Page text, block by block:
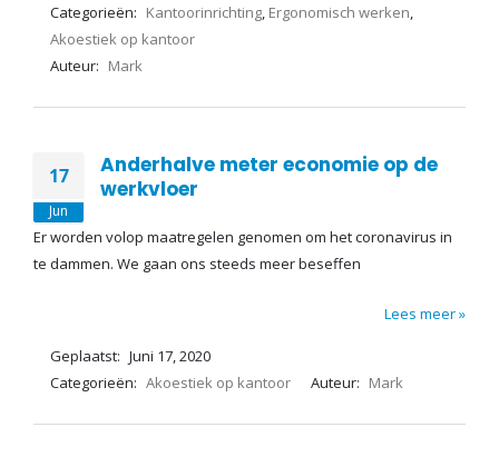
Categorieën: Kantoorinrichting, Ergonomisch werken,
Akoestiek op kantoor
Auteur: Mark
17
Jun
Anderhalve meter economie op de
werkvloer
Er worden volop maatregelen genomen om het coronavirus in
te dammen. We gaan ons steeds meer beseffen
Lees meer »
Geplaatst: Juni 17, 2020
Categorieën: Akoestiek op kantoor Auteur: Mark